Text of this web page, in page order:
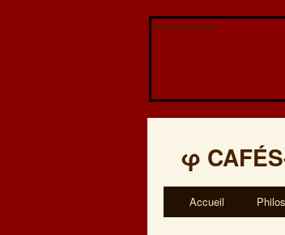
Veuillez patienter...
φ
Accueil